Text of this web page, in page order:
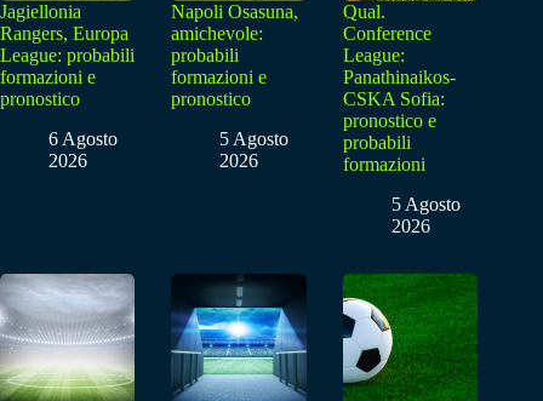
Jagiellonia
Rangers, Europa
League: probabili
formazioni e
pronostico
6 Agosto
2026
Napoli Osasuna,
amichevole:
probabili
formazioni e
pronostico
5 Agosto
2026
Qual.
Conference
League:
Panathinaikos-
CSKA Sofia:
pronostico e
probabili
formazioni
5 Agosto
2026